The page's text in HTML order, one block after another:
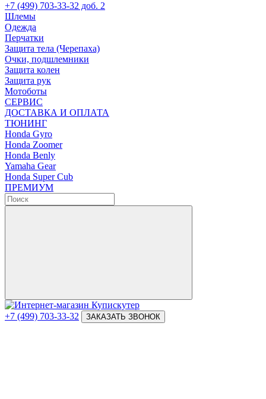
+7 (499) 703-33-32 доб. 2
Шлемы
Одежда
Перчатки
Защита тела (Черепаха)
Очки, подшлемники
Защита колен
Защита рук
Мотоботы
СЕРВИС
ДОСТАВКА И ОПЛАТА
ТЮНИНГ
Honda Gyro
Honda Zoomer
Honda Benly
Yamaha Gear
Honda Super Cub
ПРЕМИУМ
+7 (499) 703-33-32 ЗАКАЗАТЬ ЗВОНОК